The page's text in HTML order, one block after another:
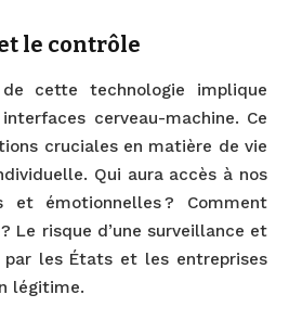
le contrôle
cette technologie implique
cerveau-machine. Ce
cruciales en matière de vie
Qui aura accès à nos
et émotionnelles ? Comment
Le risque d’une surveillance et
par les États et les entreprises
légitime.